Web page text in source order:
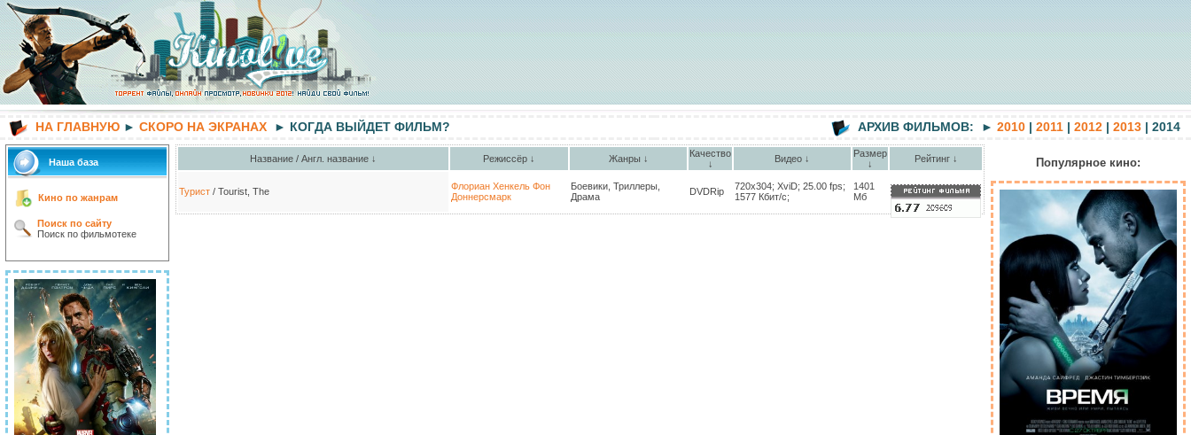
НА ГЛАВНУЮ ► СКОРО НА ЭКРАНАХ ► КОГДА ВЫЙДЕТ ФИЛЬМ? АРХИВ ФИЛЬМОВ: ► 2010 | 2011 | 2012 | 2013 | 2014
Наша база
Кино по жанрам
Поиск по сайту
Поиск по фильмотеке
Название / Англ. название ↓ Режиссёр ↓ Жанры ↓
Качество
↓
Видео ↓
Размер
↓
Рейтинг ↓
Турист / Tourist, The
Флориан Хенкель Фон
Доннерсмарк
Боевики, Триллеры,
Драма
DVDRip
720x304; XviD; 25.00 fps;
1577 Кбит/с;
1401
Мб
Популярное кино: